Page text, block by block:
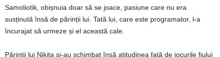
Samoliotik, obișnuia doar să se joace, pasiune care nu era
susținută însă de părinții lui. Tată lui, care este programator, l-a
încurajat să urmeze și el această cale.
Părinții lui Nikita și-au schimbat însă atitudinea față de jocurile fiului